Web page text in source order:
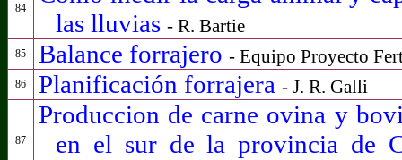
84
las lluvias - R. Bartie
85 Balance forrajero - Equipo Proyecto
86 Planificación forrajera - J. R. Galli
87
Produccion de carne ovina y
en el sur de la provincia de